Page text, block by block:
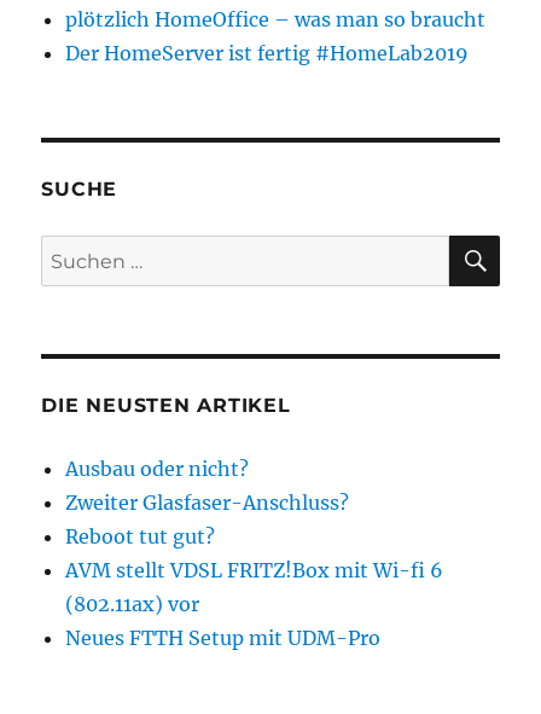
plötzlich HomeOffice – was man so braucht
Der HomeServer ist fertig #HomeLab2019
SUCHE
Suchen
nach:
DIE NEUSTEN ARTIKEL
Ausbau oder nicht?
Zweiter Glasfaser-Anschluss?
Reboot tut gut?
AVM stellt VDSL FRITZ!Box mit Wi-fi 6
(802.11ax) vor
Neues FTTH Setup mit UDM-Pro